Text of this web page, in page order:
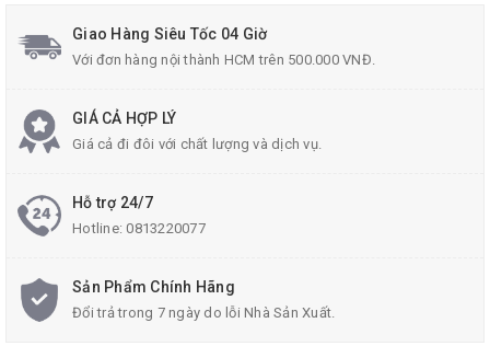
Giao Hàng Siêu Tốc 04 Giờ
Với đơn hàng nội thành HCM trên 500.000 VNĐ.
GIÁ CẢ HỢP LÝ
Giá cả đi đôi với chất lượng và dịch vụ.
Hỗ trợ 24/7
Hotline:0813220077
Sản Phẩm Chính Hãng
Đổi trả trong 7 ngày do lỗi Nhà Sản Xuất.